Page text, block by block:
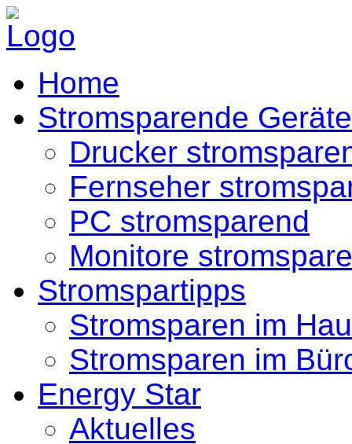
Home
Stromsparende Geräte
Drucker
Fernseher
PC stromsparend
Monitore
Stromspartipps
Stromsparen im
Stromsparen im
Energy Star
Aktuelles